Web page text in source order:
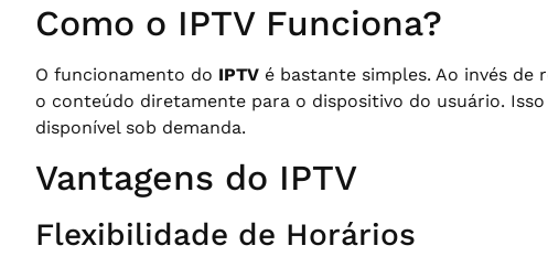
Como o IPTV Funciona?
O funcionamento do IPTV é bastante simples. Ao invés de
o conteúdo diretamente para o dispositivo do usuário.
disponível sob demanda.
Vantagens do IPTV
Flexibilidade de Horários